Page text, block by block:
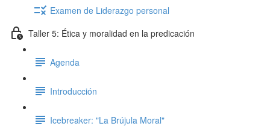
Examen de Liderazgo personal
Taller 5: Ética y moralidad en la predicación
Agenda
Introducción
Icebreaker: "La Brújula Moral"